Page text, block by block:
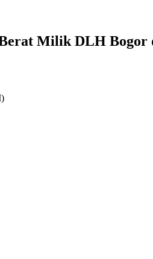
Milik DLH Bogor